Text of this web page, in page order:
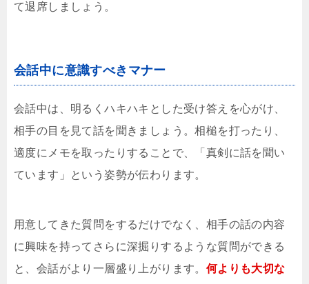
て退席しましょう。
会話中に意識すべきマナー
会話中は、明るくハキハキとした受け答えを心がけ、
相手の目を見て話を聞きましょう。相槌を打ったり、
適度にメモを取ったりすることで、「真剣に話を聞い
ています」という姿勢が伝わります。
用意してきた質問をするだけでなく、相手の話の内容
に興味を持ってさらに深掘りするような質問ができる
と、会話がより一層盛り上がります。 何よりも大切な